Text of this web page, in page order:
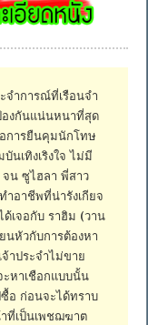
ำการณ์ที่เรือนจำ
องกันแน่นหนาที่สุด
การยืนคุมนักโทษ
นเทิงเริงใจ ไม่มี
น ซูไฮลา พี่สาว
ำอาชีพที่น่ารังเกียจ
เจอกับ ราฮิม (วาน
นหัวกับการต้องหา
าประจำไม่ขาย
หาเชือกแบบนั้น
อ ก่อนจะได้ทราบ
ที่เป็นเพชฌฆาต